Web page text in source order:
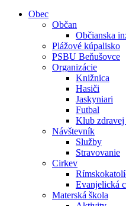
Obec
Občan
Občianska
Plážové kúpalisko
PSBU Beňušovce
Organizácie
Knižnica
Hasiči
Jaskyniari
Futbal
Klub
Návštevník
Služby
Stravovanie
Cirkev
Evanjelická
Materská škola